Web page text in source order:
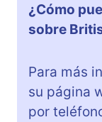
¿Cómo
sobre
Para más
su página
por